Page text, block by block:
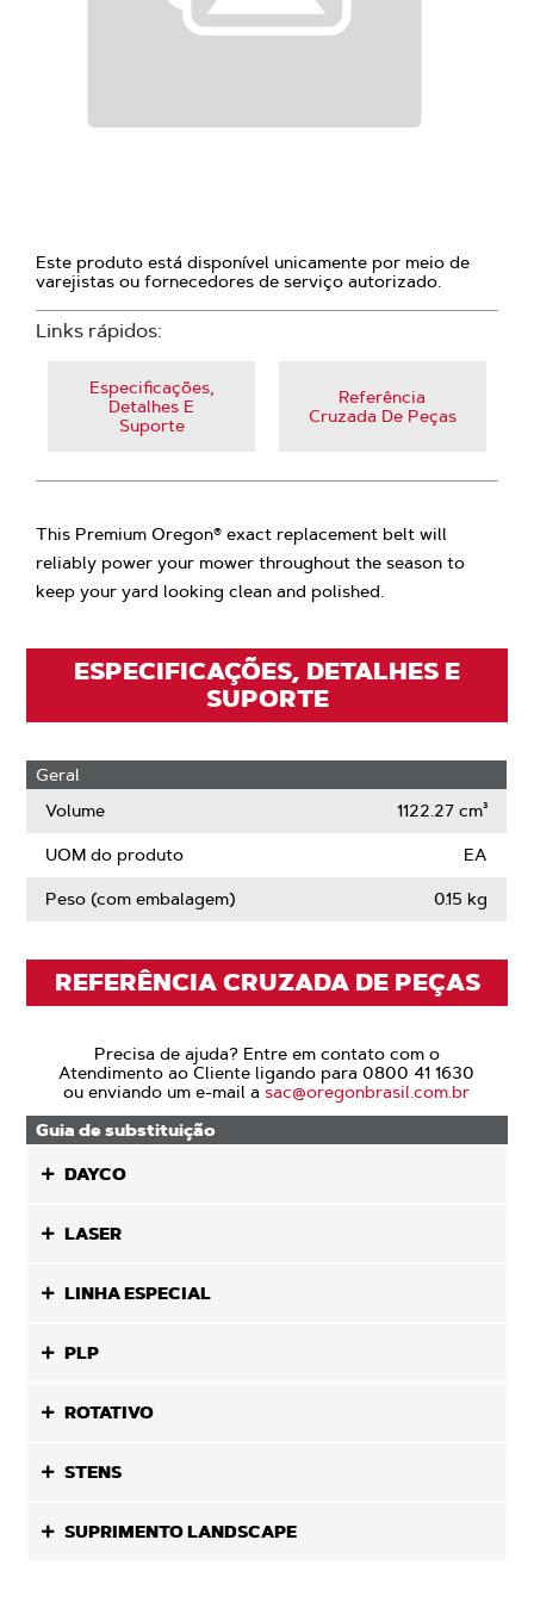
Este produto está disponível unicamente por meio de
varejistas ou fornecedores de serviço autorizado.
Links rápidos:
Especificações,
Detalhes E
Suporte
Referência
Cruzada De Peças
This Premium Oregon® exact replacement belt will
reliably power your mower throughout the season to
keep your yard looking clean and polished.
ESPECIFICAÇÕES, DETALHES E
SUPORTE
Geral
Volume
1122.27 cm³
UOM do produto EA
Peso (com embalagem) 0.15 kg
REFERÊNCIA CRUZADA DE PEÇAS
Precisa de ajuda? Entre em contato com o
Atendimento ao Cliente ligando para 0800 41 1630
ou enviando um e-mail asac@oregonbrasil.com.br
Guia de substituição
DAYCO
LASER
LINHA ESPECIAL
PLP
ROTATIVO
STENS
SUPRIMENTO LANDSCAPE